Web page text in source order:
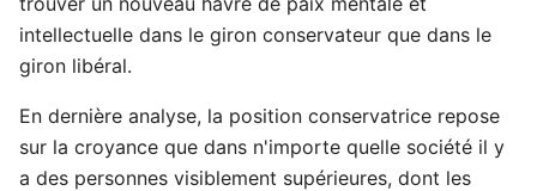
intellectuelle dans le giron conservateur que dans le
giron libéral.
En dernière analyse, la position conservatrice repose
sur la croyance que dans n'importe quelle société il y
a des personnes visiblement supérieures, dont les